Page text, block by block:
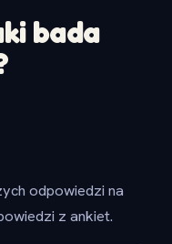
bada
odpowiedzi na
z ankiet.